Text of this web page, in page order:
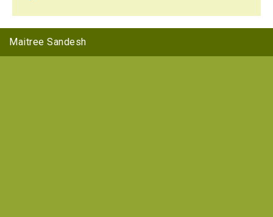
Maitree Sandesh